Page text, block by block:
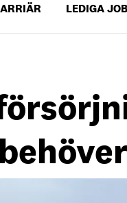
LEDIGA